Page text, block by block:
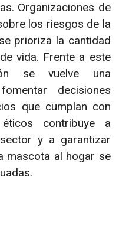
Organizaciones de
los riesgos de la
prioriza la cantidad
vida. Frente a este
se vuelve una
decisiones
que cumplan con
contribuye a
y a garantizar
mascota al hogar se